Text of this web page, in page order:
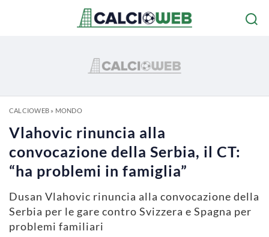
CALCIOWEB» MONDO
Vlahovic rinuncia alla
convocazione della Serbia, il CT:
“ha problemi in famiglia”
Dusan Vlahovic rinuncia alla convocazione della
Serbia per le gare contro Svizzera e Spagna per
problemi familiari